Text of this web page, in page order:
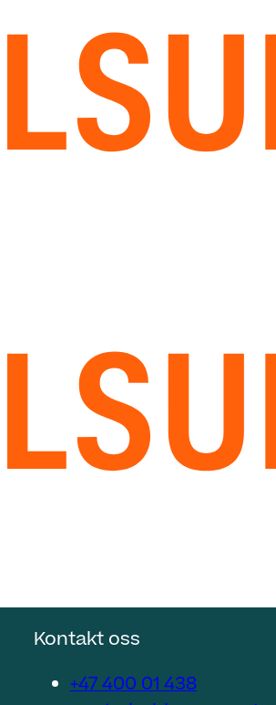
Kontakt oss
+47 400 01 438